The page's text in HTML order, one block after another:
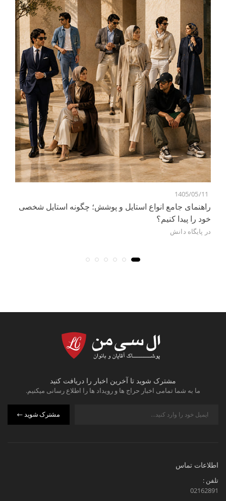
1405/05/11
راهنمای جامع انواع استایل و پوشش؛ چگونه استایل شخصی
خود را پیدا کنیم؟
در پایگاه دانش
مشترک شوید تا آخرین اخبار را دریافت کنید
ما به شما تمامی اخبار حراج ها و رویداد ها را اطلاع رسانی میکنیم.
مشترک شوید
اطلاعات تماس
تلفن :
02162891